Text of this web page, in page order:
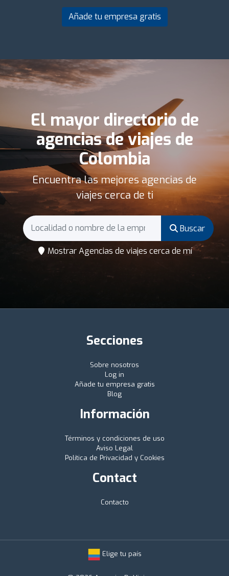
Añade tu empresa gratis
El mayor directorio de
agencias de viajes de
Colombia
Encuentra las mejores agencias de
viajes cerca de ti
Buscar
Mostrar Agencias de viajes cerca de mí
Secciones
Sobre nosotros
Log in
Añade tu empresa gratis
Blog
Información
Términos y condiciones de uso
Aviso Legal
Política de Privacidad y Cookies
Contact
Contacto
Elige tu país